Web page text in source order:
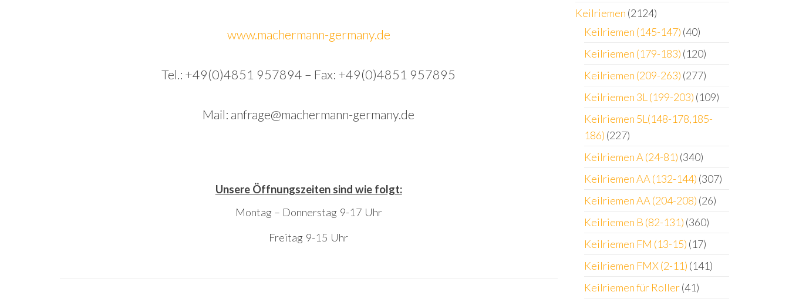
www.machermann-germany.de
Tel.: +49(0)4851 957894 – Fax: +49(0)4851 957895
Mail: anfrage@machermann-germany.de
Unsere Öffnungszeiten sind wie folgt:
Montag – Donnerstag 9-17 Uhr
Freitag 9-15 Uhr
Keilriemen (2124)
Keilriemen (145-147) (40)
Keilriemen (179-183) (120)
Keilriemen (209-263) (277)
Keilriemen 3L (199-203) (109)
Keilriemen 5L(148-178,185-
186) (227)
Keilriemen A (24-81) (340)
Keilriemen AA (132-144) (307)
Keilriemen AA (204-208) (26)
Keilriemen B (82-131) (360)
Keilriemen FM (13-15) (17)
Keilriemen FMX (2-11) (141)
Keilriemen für Roller (41)